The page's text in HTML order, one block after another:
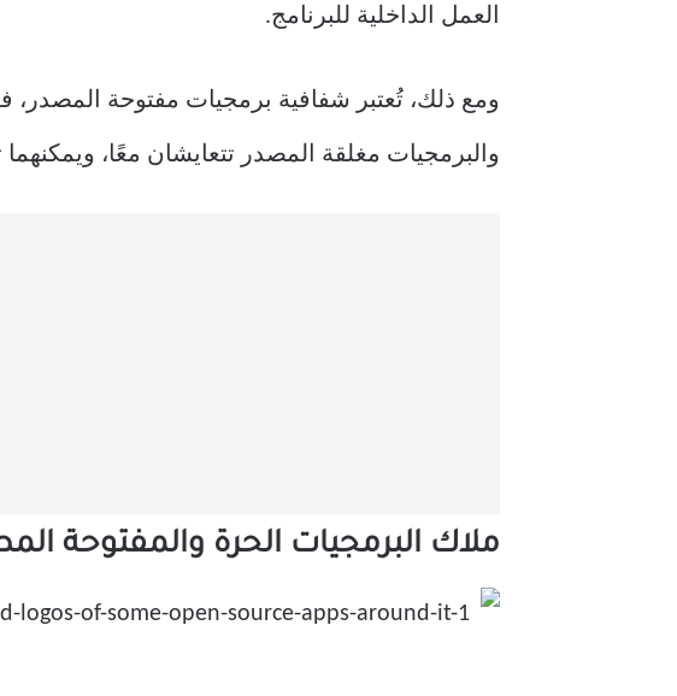
العمل الداخلية للبرنامج.
ومع ذلك، تُعتبر شفافية برمجيات مفتوحة المصدر،
والبرمجيات مغلقة المصدر تتعايشان معًا،
ملاك البرمجيات الحرة والمفتوحة